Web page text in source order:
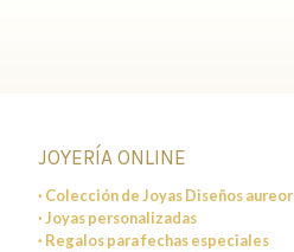
JOYERÍA ONLINE
· Colección de Joyas Diseños aureor
· Joyas personalizadas
· Regalos para fechas especiales